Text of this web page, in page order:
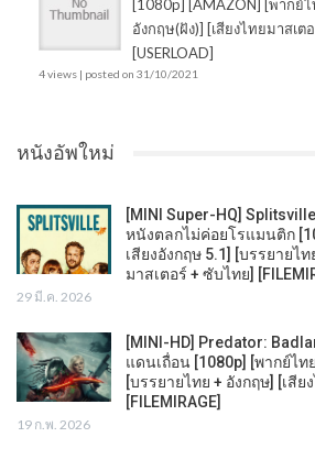
[1080p] [AMAZON] [พากย์
อังกฤษ(ฝัง)] [เสียงไทยมาสเต
[USERLOAD]
4 views | posted on 31/10/2021
หนังอัพใหม่
[MINI Super-HQ]
หนังตลกไม่ค่อยโรแมนติก
เสียงอังกฤษ 5.1] [บรรยายไท
มาสเตอร์ + ซับไทย]
29 มี.ค. 2026
[MINI-HD] Predator:
แดนเถื่อน [1080p] [พากย์ไท
[บรรยายไทย + อังกฤษ] [เสีย
[FILEMIRAGE]
19 ก.พ. 2026